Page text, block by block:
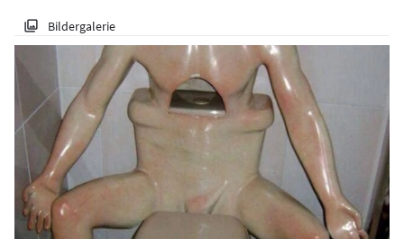
Bildergalerie